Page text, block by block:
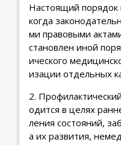
Настоящий порядок
когда
ми правовыми
становлен иной
ического
изации отдельных
2.
одится в целях
ления состояний,
а их развития,